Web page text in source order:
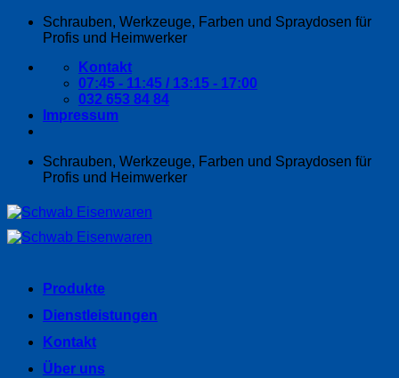
Zum
Schrauben, Werkzeuge, Farben und Spraydosen für
Profis und Heimwerker
Kontakt
07:45 - 11:45 / 13:15 - 17:00
032 653 84 84
Impressum
Schrauben, Werkzeuge, Farben und Spraydosen für
Profis und Heimwerker
Produkte
Dienstleistungen
Kontakt
Über uns